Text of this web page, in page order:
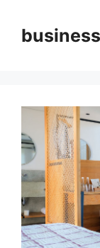
content